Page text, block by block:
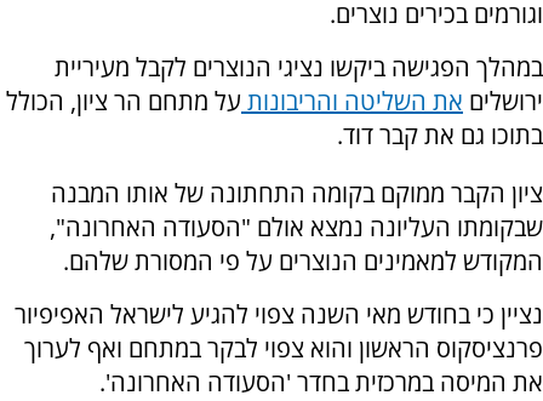
וגורמים בכירים נוצרים.
במהלך הפגישה ביקשו נציגי הנוצרים לקבל מעיריית
ירושלים את השליטה והריבונות על מתחם הר ציון, הכולל
בתוכו גם את קבר דוד.
ציון הקבר ממוקם בקומה התחתונה של אותו המבנה
שבקומתו העליונה נמצא אולם "הסעודה האחרונה",
המקודש למאמינים הנוצרים על פי המסורת שלהם.
נציין כי בחודש מאי השנה צפוי להגיע לישראל האפיפיור
פרנציסקוס הראשון והוא צפוי לבקר במתחם ואף לערוך
את המיסה במרכזית בחדר 'הסעודה האחרונה'.